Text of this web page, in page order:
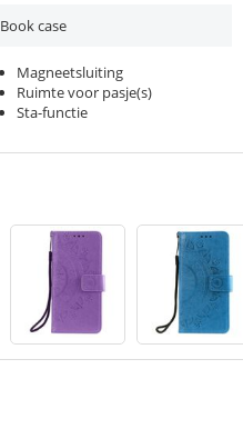
Book case
Magneetsluiting
Ruimte voor pasje(s)
Sta-functie